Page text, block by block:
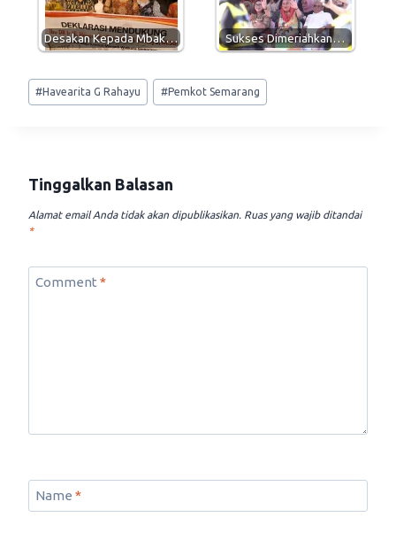
Desakan Kepada Mbak… Sukses Dimeriahkan…
Post
Tags:
#Havearita G Rahayu #Pemkot Semarang
Tinggalkan Balasan
Alamat email Anda tidak akan dipublikasikan. Ruas yang wajib ditandai
*
Comment *
Name *